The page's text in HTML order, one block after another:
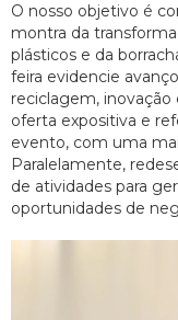
O nosso objetivo é
montra da
plásticos e da
feira evidencie
reciclagem, inovação
oferta expositiva e
evento, com uma
Paralelamente,
de atividades para
oportunidades de